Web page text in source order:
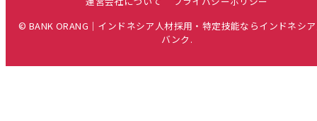
© BANK ORANG｜インドネシア人材採用・特定技能ならインドネシ
バンク.